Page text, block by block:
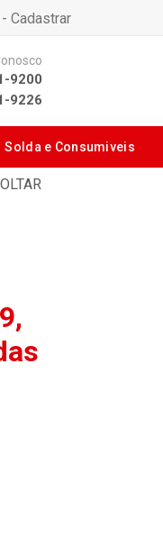
Cadastrar
9200
9226
Solda e Consumiveis